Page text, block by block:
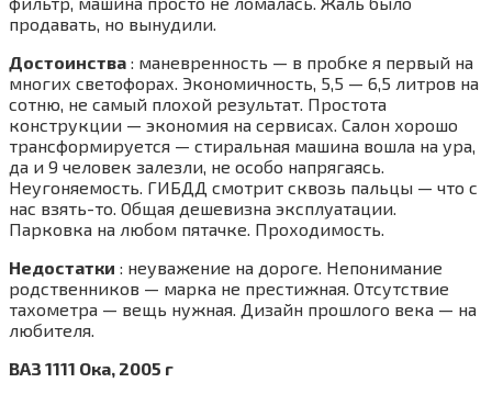
продавать, но вынудили.
Достоинства : маневренность — в пробке я первый на
многих светофорах. Экономичность, 5,5 — 6,5 литров на
сотню, не самый плохой результат. Простота
конструкции — экономия на сервисах. Салон хорошо
трансформируется — стиральная машина вошла на ура,
да и 9 человек залезли, не особо напрягаясь.
Неугоняемость. ГИБДД смотрит сквозь пальцы — что с
нас взять-то. Общая дешевизна эксплуатации.
Парковка на любом пятачке. Проходимость.
Недостатки : неуважение на дороге. Непонимание
родственников — марка не престижная. Отсутствие
тахометра — вещь нужная. Дизайн прошлого века — на
любителя.
ВАЗ 1111 Ока, 2005 г